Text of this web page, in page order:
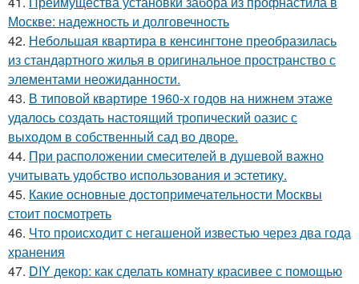
Москве: надежность и долговечность
42. Небольшая квартира в кенсингтоне преобразилась
из стандартного жилья в оригинальное пространство с
элементами неожиданности.
43. В типовой квартире 1960-х годов на нижнем этаже
удалось создать настоящий тропический оазис с
выходом в собственный сад во дворе.
44. При расположении смесителей в душевой важно
учитывать удобство использования и эстетику.
45. Какие основные достопримечательности Москвы
стоит посмотреть
46. Что происходит с негашеной известью через два года
хранения
47. DIY декор: как сделать комнату красивее с помощью